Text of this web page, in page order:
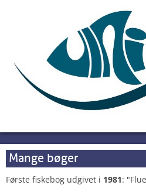
Mange bøger
Første fiskebog udgivet i 1981: